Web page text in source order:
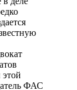
ФАС